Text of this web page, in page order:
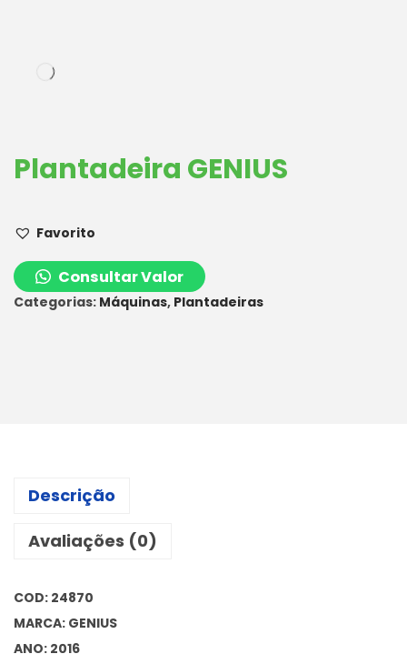
Plantadeira GENIUS
Favorito
Consultar Valor
Categorias: Máquinas, Plantadeiras
Descrição
Avaliações (0)
COD: 24870
MARCA: GENIUS
ANO: 2016